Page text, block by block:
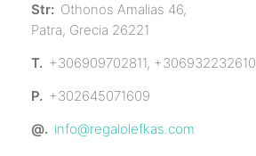
Str: Othonos Amalias 46,
Patra, Grecia 26221
T. +306909702811, +306932232610
P. +302645071609
@. info@regalolefkas.com